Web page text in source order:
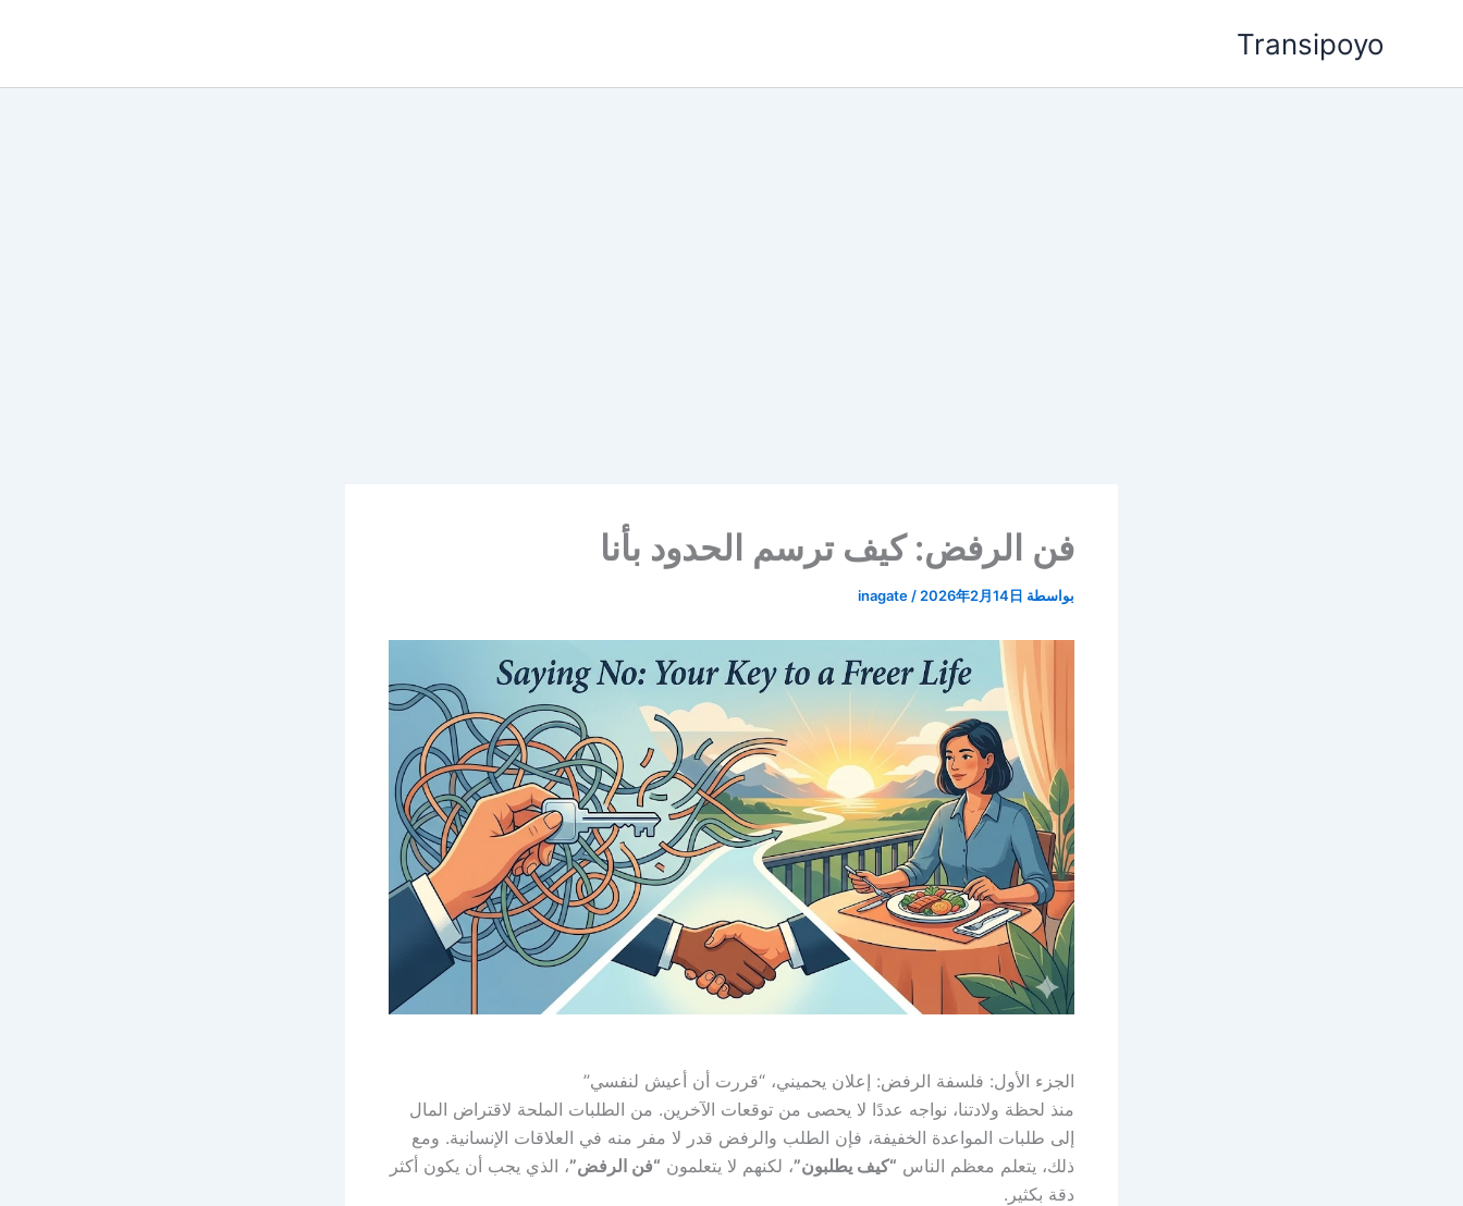
Transipoyo
فن الرفض: كيف ترسم الحدود بأنا
بواسطة inagate / 2026年2月14日
الجزء الأول: فلسفة الرفض: إعلان يحميني، “قررت أن أعيش لنفسي”
منذ لحظة ولادتنا، نواجه عددًا لا يحصى من توقعات الآخرين. من الطلبات الملحة لاقتراض المال
إلى طلبات المواعدة الخفيفة، فإن الطلب والرفض قدر لا مفر منه في العلاقات الإنسانية. ومع
ذلك، يتعلم معظم الناس “كيف يطلبون”، لكنهم لا يتعلمون “فن الرفض”، الذي يجب أن يكون أكثر
دقة بكثير.